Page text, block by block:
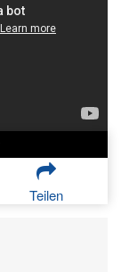
Teilen